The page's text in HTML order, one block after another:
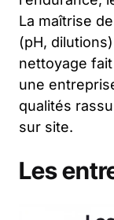
La maîtrise
(pH,
nettoyage
une
qualités
sur site.
Les